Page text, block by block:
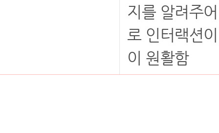
지를 알려주
로 인터랙션
이 원활함